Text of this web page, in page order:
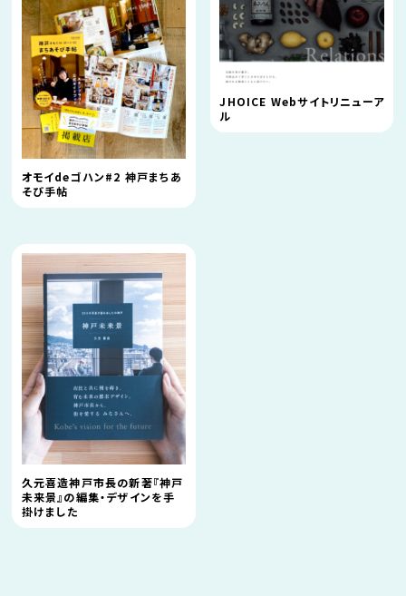
オモイdeゴハン#2 神戸まちあ
そび手帖
JHOICE Webサイトリニューア
ル
久元喜造神戸市長の新著『神戸
未来景』の編集・デザインを手
掛けました